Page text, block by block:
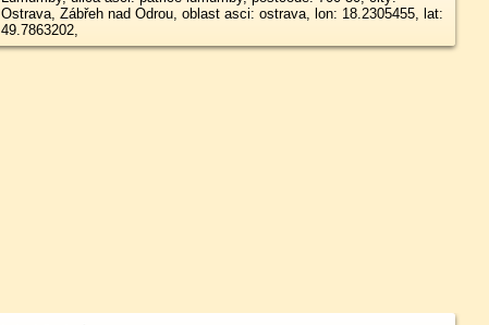
Ostrava, Zábřeh nad Odrou, oblast asci: ostrava, lon: 18.2305455, lat:
49.7863202,